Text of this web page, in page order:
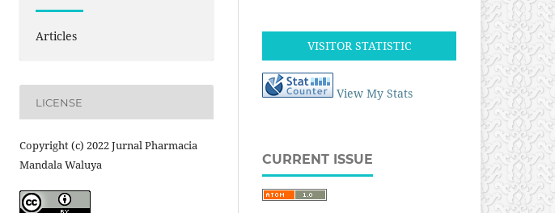
Articles
LICENSE
Copyright (c) 2022 Jurnal Pharmacia
Mandala Waluya
VISITOR STATISTIC
View My Stats
CURRENT ISSUE